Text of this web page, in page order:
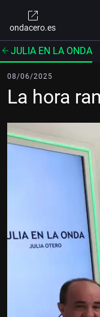
ondacero.es
JULIA EN LA ONDA
08/06/2025
La hora